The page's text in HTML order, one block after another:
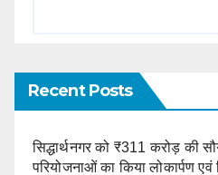
Recent Posts
सिद्धार्थनगर को ₹311 करोड़ की
परियोजनाओं का किया लोकार्पण एवं